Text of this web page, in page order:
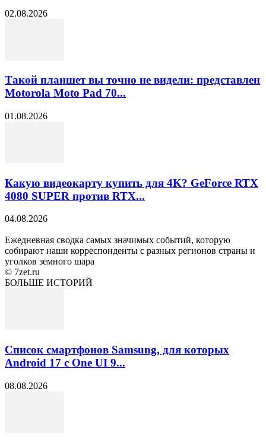
02.08.2026
Такой планшет вы точно не видели: представлен
Motorola Moto Pad 70...
01.08.2026
Какую видеокарту купить для 4K? GeForce RTX
4080 SUPER против RTX...
04.08.2026
Ежедневная сводка самых значимых событий, которую
собирают наши корреспонденты с разных регионов страны и
уголков земного шара
© 7zet.ru
БОЛЬШЕ ИСТОРИЙ
Список смартфонов Samsung, для которых
Android 17 с One UI 9...
08.08.2026